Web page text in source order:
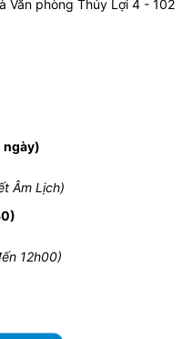
Văn phòng Thủy Lợi 4 - 102
ngày)
Âm Lịch)
12h00)